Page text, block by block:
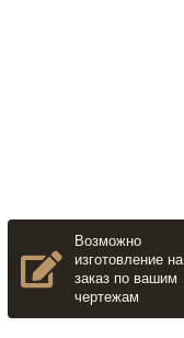
Возможно
изготовление на
заказ по вашим
чертежам